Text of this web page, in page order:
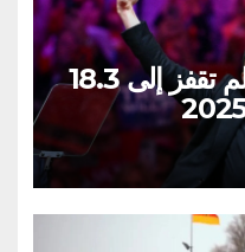
ثروات مليارديرات العالم تقفز إلى 18.3